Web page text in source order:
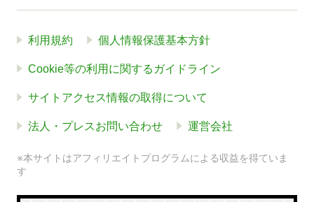
利用規約 個人情報保護基本方針
Cookie等の利用に関するガイドライン
サイトアクセス情報の取得について
法人・プレスお問い合わせ 運営会社
※本サイトはアフィリエイトプログラムによる収益を得ていま
す